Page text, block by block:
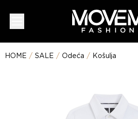
HOME / SALE / Odeća / Košulja